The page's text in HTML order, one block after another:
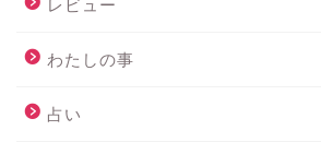
レビュー
わたしの事
占い